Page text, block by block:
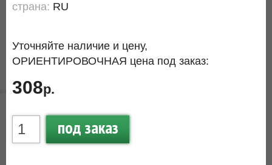
страна: RU
Уточняйте наличие и цену,
ОРИЕНТИРОВОЧНАЯ цена под заказ:
308р.
под заказ